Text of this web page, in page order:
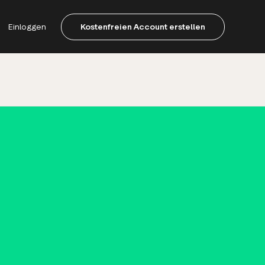
Einloggen Kostenfreien Account erstellen